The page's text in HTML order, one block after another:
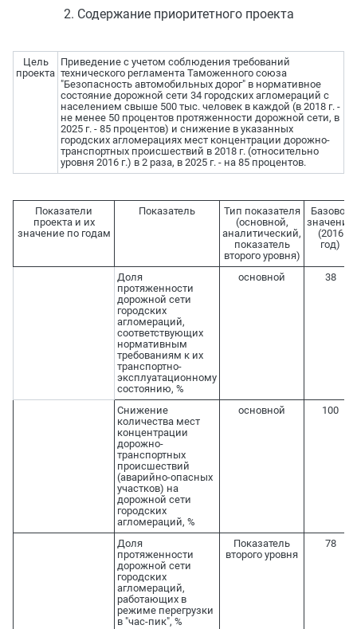
2. Содержание приоритетного проекта
Цель
проекта
Приведение с учетом соблюдения требований
технического регламента Таможенного союза
"Безопасность автомобильных дорог" в нормативное
состояние дорожной сети 34 городских агломераций с
населением свыше 500 тыс. человек в каждой (в 2018 г. -
не менее 50 процентов протяженности дорожной сети, в
2025 г. - 85 процентов) и снижение в указанных
городских агломерациях мест концентрации дорожно-
транспортных происшествий в 2018 г. (относительно
уровня 2016 г.) в 2 раза, в 2025 г. - на 85 процентов.
Показатели
проекта и их
значение по годам
Показатель
Тип показателя
(основной,
аналитический,
показатель
второго уровня)
Базовое
значение
(2016
год)
Доля
протяженности
дорожной сети
городских
агломераций,
соответствующих
нормативным
требованиям к их
транспортно-
эксплуатационному
состоянию, %
основной 38
Снижение
количества мест
концентрации
дорожно-
транспортных
происшествий
(аварийно-опасных
участков) на
дорожной сети
городских
агломераций, %
основной 100
Доля
протяженности
дорожной сети
городских
агломераций,
работающих в
режиме перегрузки
в "час-пик", %
Показатель
второго уровня
78